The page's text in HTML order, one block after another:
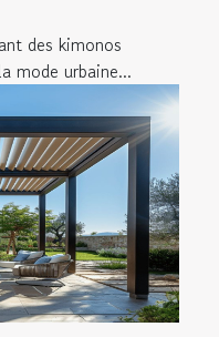
des kimonos
mode urbaine...